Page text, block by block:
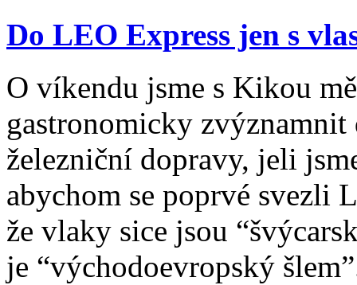
Do LEO Express jen s
O víkendu jsme s Kikou
gastronomicky
železniční dopravy, jeli
abychom se poprvé svezli
že vlaky sice jsou
je “východoevropský